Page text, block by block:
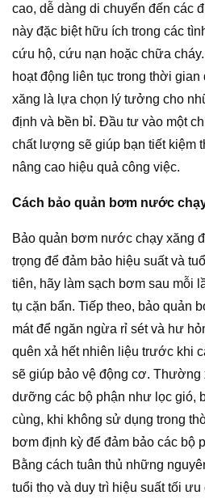
cao, dễ dàng di chuyển đến các
này đặc biệt hữu ích trong các
cứu hộ, cứu nạn hoặc chữa
hoạt động liên tục trong thời
xăng là lựa chọn lý tưởng cho
định và bền bỉ. Đầu tư vào một
chất lượng sẽ giúp bạn tiết kiệm
nâng cao hiệu quả công việc.
Cách bảo quản bơm nước
Bảo quản bơm nước chạy xăng
trọng để đảm bảo hiệu suất và
tiên, hãy làm sạch bơm sau mỗi
tụ cặn bẩn. Tiếp theo, bảo quản
mát để ngăn ngừa rỉ sét và hư
quên xả hết nhiên liệu trước khi
sẽ giúp bảo vệ động cơ. Thường
dưỡng các bộ phận như lọc gió,
cùng, khi không sử dụng trong
bơm định kỳ để đảm bảo các bộ
Bằng cách tuân thủ những
tuổi thọ và duy trì hiệu suất tối